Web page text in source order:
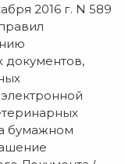
2016 г. N 589
документов,
бумажном